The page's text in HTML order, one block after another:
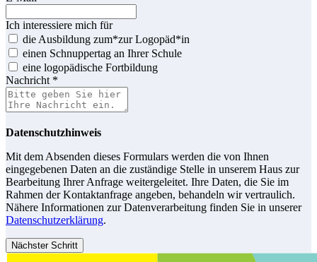
Ich interessiere mich für
die Ausbildung zum*zur Logopäd*in
einen Schnuppertag an Ihrer Schule
eine logopädische Fortbildung
Nachricht *
Datenschutzhinweis
Mit dem Absenden dieses Formulars werden die von Ihnen
eingegebenen Daten an die zuständige Stelle in unserem Haus zur
Bearbeitung Ihrer Anfrage weitergeleitet. Ihre Daten, die Sie im
Rahmen der Kontaktanfrage angeben, behandeln wir vertraulich.
Nähere Informationen zur Datenverarbeitung finden Sie in unserer
Datenschutzerklärung.
Nächster Schritt